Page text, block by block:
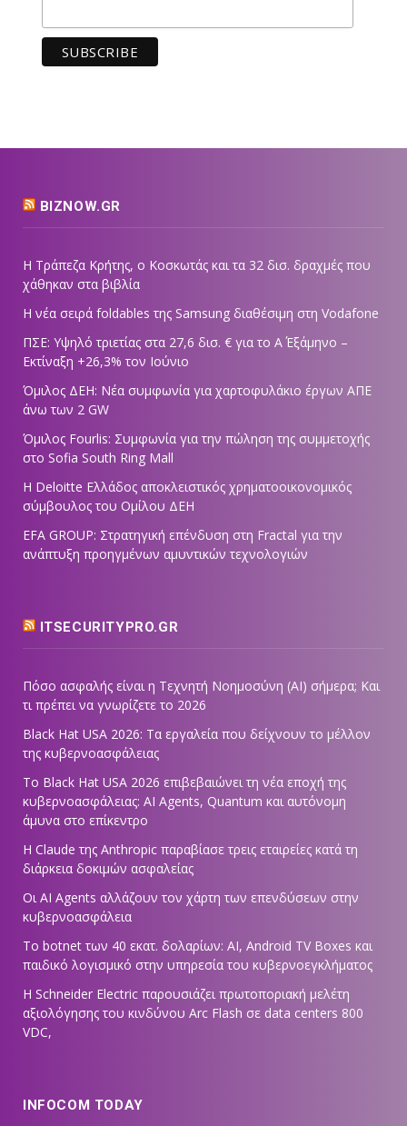
BIZNOW.GR
Η Τράπεζα Κρήτης, ο Κοσκωτάς και τα 32 δισ. δραχμές που
χάθηκαν στα βιβλία
Η νέα σειρά foldables της Samsung διαθέσιμη στη Vodafone
ΠΣΕ: Υψηλό τριετίας στα 27,6 δισ. € για το Α΄ Εξάμηνο –
Εκτίναξη +26,3% τον Ιούνιο
Όμιλος ΔΕΗ: Νέα συμφωνία για χαρτοφυλάκιο έργων ΑΠΕ
άνω των 2 GW
Όμιλος Fourlis: Συμφωνία για την πώληση της συμμετοχής
στο Sofia South Ring Mall
Η Deloitte Ελλάδος αποκλειστικός χρηματοοικονομικός
σύμβουλος του Ομίλου ΔΕΗ
EFA GROUP: Στρατηγική επένδυση στη Fractal για την
ανάπτυξη προηγμένων αμυντικών τεχνολογιών
ITSECURITYPRO.GR
Πόσο ασφαλής είναι η Τεχνητή Νοημοσύνη (AI) σήμερα; Και
τι πρέπει να γνωρίζετε το 2026
Black Hat USA 2026: Τα εργαλεία που δείχνουν το μέλλον
της κυβερνοασφάλειας
Το Black Hat USA 2026 επιβεβαιώνει τη νέα εποχή της
κυβερνοασφάλειας: AI Agents, Quantum και αυτόνομη
άμυνα στο επίκεντρο
Η Claude της Anthropic παραβίασε τρεις εταιρείες κατά τη
διάρκεια δοκιμών ασφαλείας
Οι AI Agents αλλάζουν τον χάρτη των επενδύσεων στην
κυβερνοασφάλεια
Το botnet των 40 εκατ. δολαρίων: AI, Android TV Boxes και
παιδικό λογισμικό στην υπηρεσία του κυβερνοεγκλήματος
Η Schneider Electric παρουσιάζει πρωτοποριακή μελέτη
αξιολόγησης του κινδύνου Arc Flash σε data centers 800
VDC,
INFOCOM TODAY